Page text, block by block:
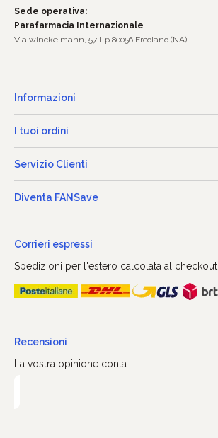
Sede operativa:
Parafarmacia Internazionale
Via winckelmann, 57 l-p 80056 Ercolano (NA)
Informazioni
I tuoi ordini
Servizio Clienti
Diventa FANSave
Corrieri espressi
Spedizioni per l'estero calcolata al checkout
Recensioni
La vostra opinione conta